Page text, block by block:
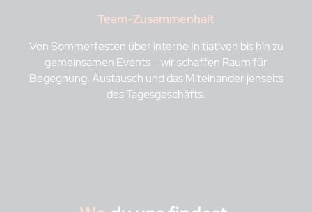
Team-Zusammenhalt
Von Sommerfesten über interne Initiativen bis hin zu
gemeinsamen Events – wir schaffen Raum für
Begegnung, Austausch und das Miteinander jenseits
des Tagesgeschäfts.